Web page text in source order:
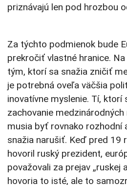
priznávajú len pod hrozbou
Za týchto podmienok bude
prekročiť vlastné hranice.
tým, ktorí sa snažia zničiť
je potrebná oveľa väčšia
inovatívne myslenie. Tí, ktorí
zachovanie
musia byť rovnako rozhodní
snažia narušiť. Keď pred 19
hovoril ruský prezident,
považovali za prejav „ruskej
hovoria to isté, ale to